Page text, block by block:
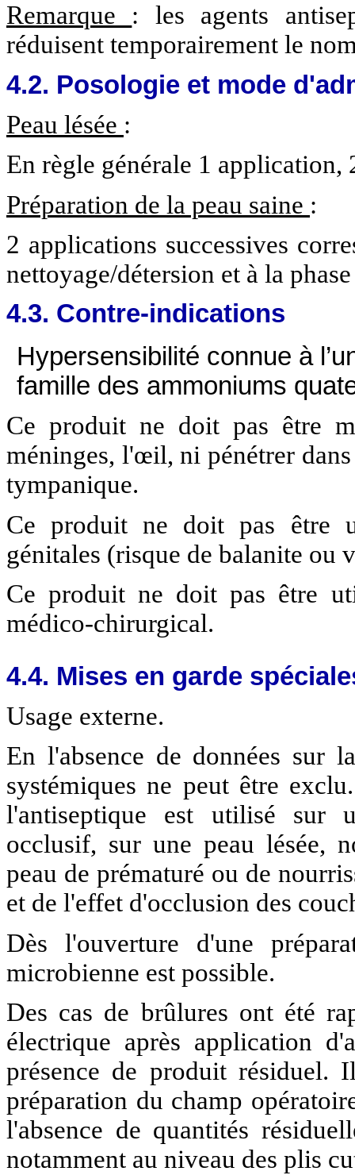
Remarque : les agents
réduisent temporairement le
4.2. Posologie et mode
Peau lésée :
En règle générale 1 application,
Préparation de la peau saine :
2 applications successives
nettoyage/détersion et à la
4.3. Contre-indications
Hypersensibilité connue à
famille des ammoniums
Ce produit ne doit pas être
méninges, l'œil, ni pénétrer
tympanique.
Ce produit ne doit pas être
génitales (risque de balanite ou
Ce produit ne doit pas être
médico-chirurgical.
4.4. Mises en garde
Usage externe.
En l'absence de données sur
systémiques ne peut être
l'antiseptique est utilisé sur
occlusif, sur une peau lésée,
peau de prématuré ou de
et de l'effet d'occlusion des
Dès l'ouverture d'une
microbienne est possible.
Des cas de brûlures ont été
électrique après application
présence de produit résiduel.
préparation du champ
l'absence de quantités
notamment au niveau des plis